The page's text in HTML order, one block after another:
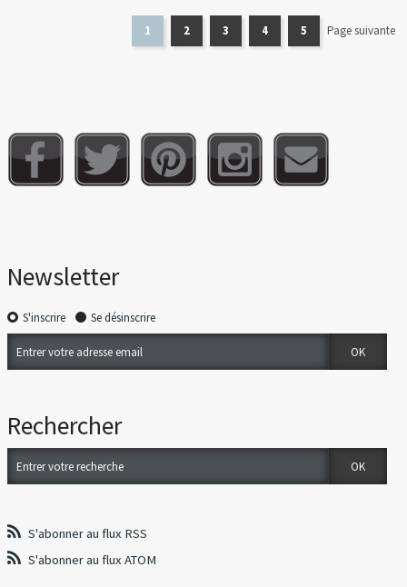
1 2 3 4 5 Page suivante
Newsletter
S'inscrire Se désinscrire
Rechercher
S'abonner au flux RSS
S'abonner au flux ATOM